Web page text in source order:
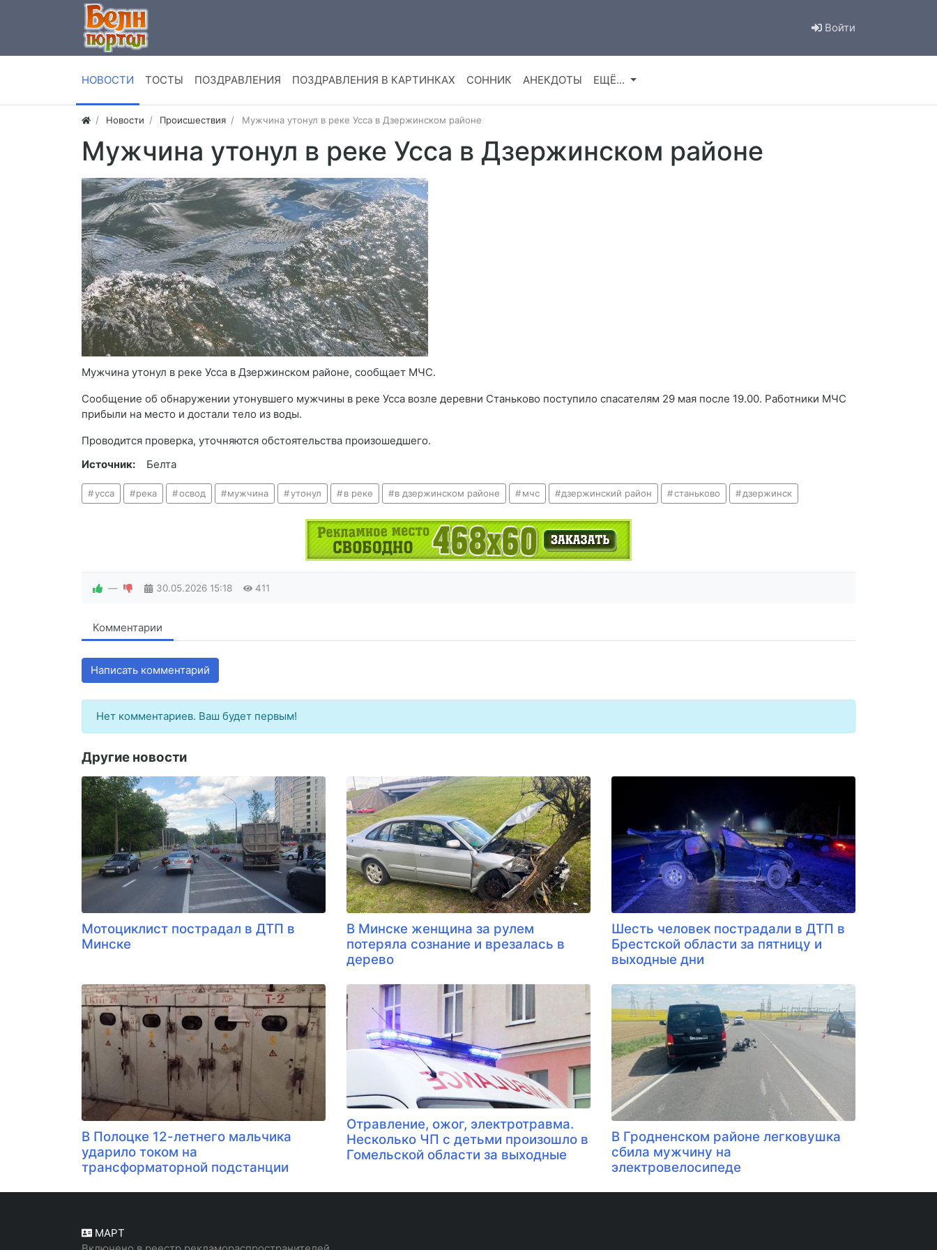
Войти
НОВОСТИ ТОСТЫ ПОЗДРАВЛЕНИЯ ПОЗДРАВЛЕНИЯ В КАРТИНКАХ СОННИК АНЕКДОТЫ ЕЩЁ…
Новости Происшествия Мужчина утонул в реке Усса в Дзержинском районе
Мужчина утонул в реке Усса в Дзержинском районе
Мужчина утонул в реке Усса в Дзержинском районе, сообщает МЧС.
Сообщение об обнаружении утонувшего мужчины в реке Усса возле деревни Станьково поступило спасателям 29 мая после 19.00. Работники МЧС
прибыли на место и достали тело из воды.
Проводится проверка, уточняются обстоятельства произошедшего.
Источник:
Белта
усса река освод мужчина утонул в реке в дзержинском районе мчс дзержинский район станьково дзержинск
— 30.05.2026 15:18 411
Комментарии
Написать комментарий
Нет комментариев. Ваш будет первым!
Другие новости
Мотоциклист пострадал в ДТП в
Минске
В Минске женщина за рулем
потеряла сознание и врезалась в
дерево
Шесть человек пострадали в ДТП в
Брестской области за пятницу и
выходные дни
В Полоцке 12-летнего мальчика
ударило током на
трансформаторной подстанции
Отравление, ожог, электротравма.
Несколько ЧП с детьми произошло в
Гомельской области за выходные
В Гродненском районе легковушка
сбила мужчину на
электровелосипеде
МАРТ